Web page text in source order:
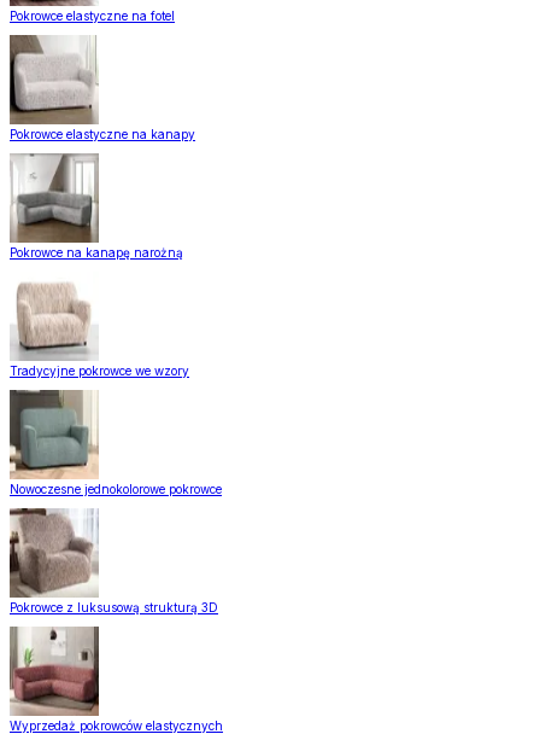
Pokrowce elastyczne na fotel
Pokrowce elastyczne na kanapy
Pokrowce na kanapę narożną
Tradycyjne pokrowce we wzory
Nowoczesne jednokolorowe pokrowce
Pokrowce z luksusową strukturą 3D
Wyprzedaż pokrowców elastycznych